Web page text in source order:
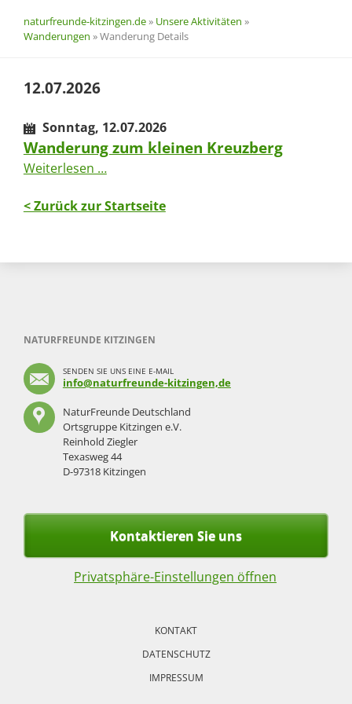
naturfreunde-kitzingen.de» Unsere Aktivitäten »
Wanderungen »Wanderung Details
12.07.2026
Sonntag, 12.07.2026
Wanderung zum kleinen Kreuzberg
Weiterlesen …Wanderung
kleinen
< Zurück zur Startseite
NATURFREUNDE KITZINGEN
SENDEN SIE UNS EINE E-MAIL
info@naturfreunde-kitzingen,de
NaturFreunde Deutschland
Ortsgruppe Kitzingen e.V.
Reinhold Ziegler
Texasweg 44
D-97318 Kitzingen
Kontaktieren Sie uns
Privatsphäre-Einstellungen öffnen
KONTAKT
DATENSCHUTZ
IMPRESSUM